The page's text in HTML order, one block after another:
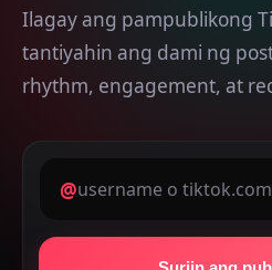
Ilagay ang pampublikong
tantiyahin ang dami ng
rhythm, engagement, at
@